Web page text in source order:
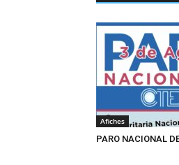
Afiches
PARO NACIONAL